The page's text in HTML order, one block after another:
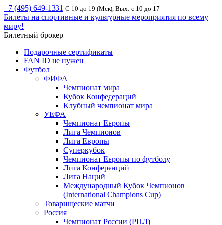
+7 (495) 649-1331 С 10 до 19 (Мск), Вых: с 10 до 17
Билеты на спортивные и культурные мероприятия по всему
миру!
Билетный брокер
Подарочные сертификаты
FAN ID не нужен
Футбол
ФИФА
Чемпионат мира
Кубок Конфедераций
Клубный чемпионат мира
УЕФА
Чемпионат Европы
Лига Чемпионов
Лига Европы
Суперкубок
Чемпионат Европы по футболу
Лига Конференций
Лига Наций
Международный Кубок Чемпионов
(International Champions Cup)
Товарищеские матчи
Россия
Чемпионат России (РПЛ)